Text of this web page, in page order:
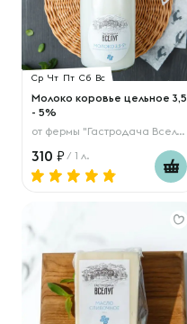
Ср Чт Пт Сб Вс
Молоко коровье цельное 3,5
- 5%
от фермы "Гастродача Вселуг"
310 / 1 л.